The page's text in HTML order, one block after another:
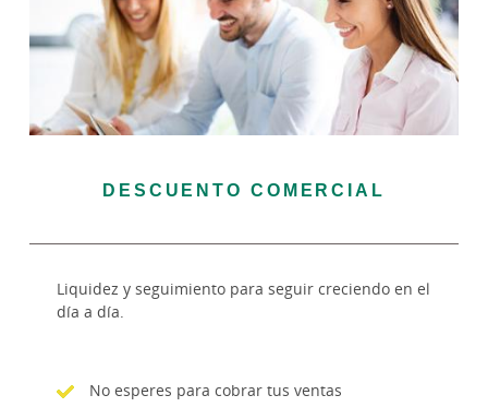
DESCUENTO COMERCIAL
Liquidez y seguimiento para seguir creciendo en el
día a día.
No esperes para cobrar tus ventas